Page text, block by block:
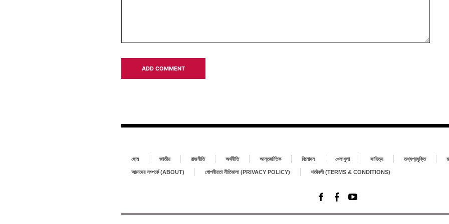
হোম জাতীয় রাজনীতি অর্থনীতি আন্তর্জাতিক বিনোদন খেলাধুলা সাহিত্য তথ্যপ্রযুক্তি
আমাদের সম্পর্কে (ABOUT) গোপনীয়তা নীতিমালা (PRIVACY POLICY) শর্তাবলী (TERMS & CONDITIONS)